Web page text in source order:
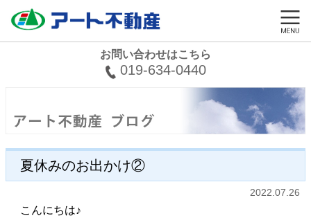
お問い合わせはこちら
019-634-0440
夏休みのお出かけ②
2022.07.26
こんにちは♪